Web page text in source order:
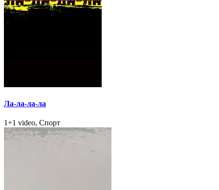
Ла-ла-ла-ла
1+1 video, Спорт